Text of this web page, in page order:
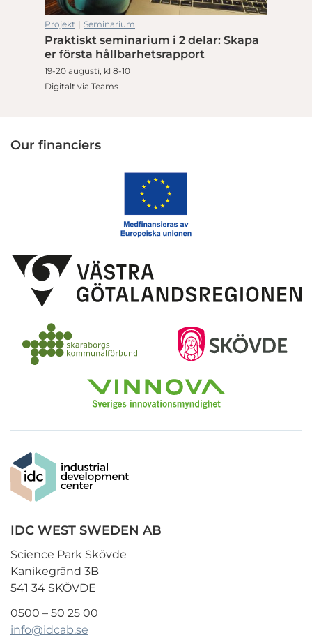
Projekt | Seminarium
Praktiskt seminarium i 2 delar: Skapa
er första hållbarhetsrapport
19-20 augusti, kl 8-10
Digitalt via Teams
Our financiers
IDC WEST SWEDEN AB
Science Park Skövde
Kanikegränd 3B
541 34 SKÖVDE
0500 – 50 25 00
info@idcab.se